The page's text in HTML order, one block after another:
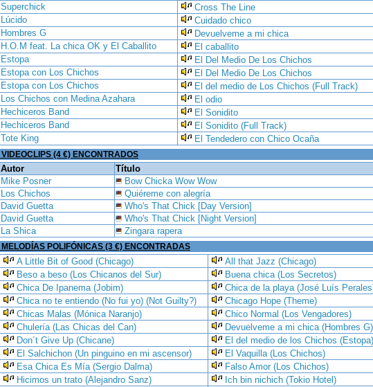
Superchick
Cross The Line
Lúcido
Cuidado chico
Hombres G
Devuelveme a mi chica
H.O.M feat. La chica OK y El Caballito
El caballito
Estopa
El Del Medio De Los Chichos
Estopa con Los Chichos
El Del Medio De Los Chichos
Estopa con Los Chichos
El del medio de Los Chichos (Full Track)
Los Chichos con Medina Azahara
El odio
Hechiceros Band
El Sonidito
Hechiceros Band
El Sonidito (Full Track)
Tote King
El Tendedero con Chico Ocaña
VIDEOCLIPS (4 €) ENCONTRADOS
Autor
Título
Mike Posner
Bow Chicka Wow Wow
Los Chichos
Quiéreme con alegría
David Guetta
Who's That Chick [Day Version]
David Guetta
Who's That Chick [Night Version]
La Shica
Zingara rapera
MELODÍAS POLIFÓNICAS (3 €) ENCONTRADAS
A Little Bit of Good (Chicago)
All that Jazz (Chicago)
Beso a beso (Los Chicanos del Sur)
Buena chica (Los Secretos)
Chica De Ipanema (Jobim)
Chica de la playa (José Luís
Chica no te entiendo (No fui yo) (Not Guilty?)
Chicago Hope (Theme)
Chicas Malas (Mónica Naranjo)
Chico Normal (Los Vengadores)
Chulería (Las Chicas del Can)
Devuelveme a mi chica (Hombres G)
Don´t Give Up (Chicane)
El del medio de los Chichos (Estopa)
El Salchichon (Un pinguino en mi ascensor)
El Vaquilla (Los Chichos)
Esa Chica Es Mía (Sergio Dalma)
Falso Amor (Los Chichos)
Hicimos un trato (Alejandro Sanz)
Ich bin nichich (Tokio Hotel)